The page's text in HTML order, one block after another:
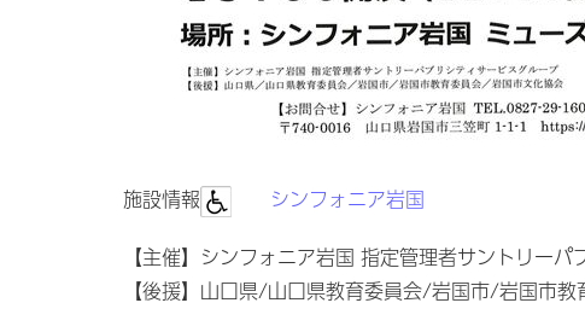
施設情報
シンフォニア岩国
【主催】シンフォニア岩国 指定管理者サントリー
【後援】山口県/山口県教育委員会/岩国市/岩国市